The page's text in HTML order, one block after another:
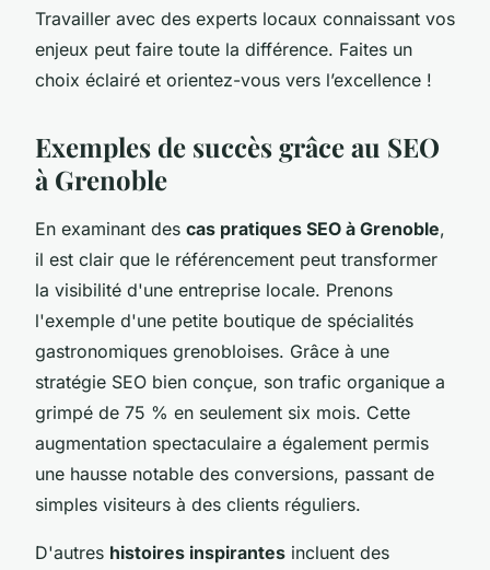
Travailler avec des experts locaux connaissant vos
enjeux peut faire toute la différence. Faites un
choix éclairé et orientez-vous vers l’excellence !
Exemples de succès grâce au SEO
à Grenoble
En examinant des cas pratiques SEO à Grenoble,
il est clair que le référencement peut transformer
la visibilité d'une entreprise locale. Prenons
l'exemple d'une petite boutique de spécialités
gastronomiques grenobloises. Grâce à une
stratégie SEO bien conçue, son trafic organique a
grimpé de 75 % en seulement six mois. Cette
augmentation spectaculaire a également permis
une hausse notable des conversions, passant de
simples visiteurs à des clients réguliers.
D'autres histoires inspirantes incluent des